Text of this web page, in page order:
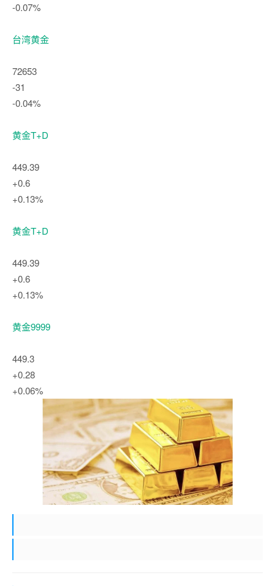
-0.07%
台湾黄金
72653
-31
-0.04%
黄金T+D
449.39
+0.6
+0.13%
黄金T+D
449.39
+0.6
+0.13%
黄金9999
449.3
+0.28
+0.06%